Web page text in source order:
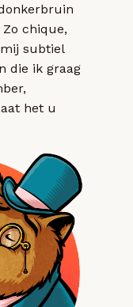
chique,
subtiel
die ik graag
het u